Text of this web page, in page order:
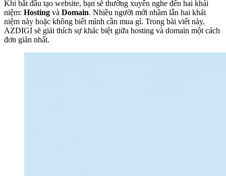
Khi bắt đầu tạo website, bạn sẽ thường xuyên nghe đến hai khái
niệm: Hosting và Domain. Nhiều người mới nhầm lẫn hai khái
niệm này hoặc không biết mình cần mua gì. Trong bài viết này,
AZDIGI sẽ giải thích sự khác biệt giữa hosting và domain một cách
đơn giản nhất.